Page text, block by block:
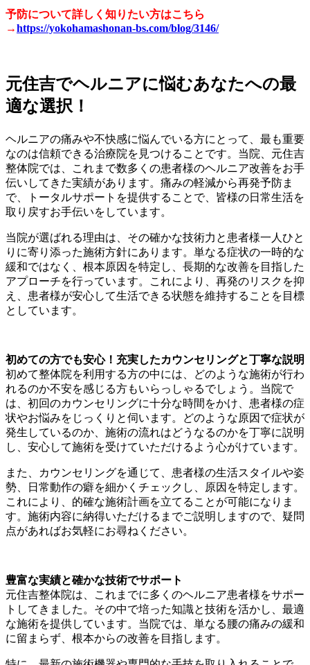
予防について詳しく知りたい方はこちら
→https://yokohamashonan-bs.com/blog/3146/
元住吉でヘルニアに悩むあなたへの最
適な選択！
ヘルニアの痛みや不快感に悩んでいる方にとって、最も重要
なのは信頼できる治療院を見つけることです。当院、元住吉
整体院では、これまで数多くの患者様のヘルニア改善をお手
伝いしてきた実績があります。痛みの軽減から再発予防ま
で、トータルサポートを提供することで、皆様の日常生活を
取り戻すお手伝いをしています。
当院が選ばれる理由は、その確かな技術力と患者様一人ひと
りに寄り添った施術方針にあります。単なる症状の一時的な
緩和ではなく、根本原因を特定し、長期的な改善を目指した
アプローチを行っています。これにより、再発のリスクを抑
え、患者様が安心して生活できる状態を維持することを目標
としています。
初めての方でも安心！充実したカウンセリングと丁寧な説明
初めて整体院を利用する方の中には、どのような施術が行わ
れるのか不安を感じる方もいらっしゃるでしょう。当院で
は、初回のカウンセリングに十分な時間をかけ、患者様の症
状やお悩みをじっくりと伺います。どのような原因で症状が
発生しているのか、施術の流れはどうなるのかを丁寧に説明
し、安心して施術を受けていただけるよう心がけています。
また、カウンセリングを通じて、患者様の生活スタイルや姿
勢、日常動作の癖を細かくチェックし、原因を特定します。
これにより、的確な施術計画を立てることが可能になりま
す。施術内容に納得いただけるまでご説明しますので、疑問
点があればお気軽にお尋ねください。
豊富な実績と確かな技術でサポート
元住吉整体院は、これまでに多くのヘルニア患者様をサポー
トしてきました。その中で培った知識と技術を活かし、最適
な施術を提供しています。当院では、単なる腰の痛みの緩和
に留まらず、根本からの改善を目指します。